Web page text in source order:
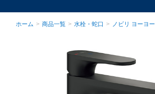
ホーム > 商品一覧 > 水栓・蛇口 > ノビリ ヨーヨー